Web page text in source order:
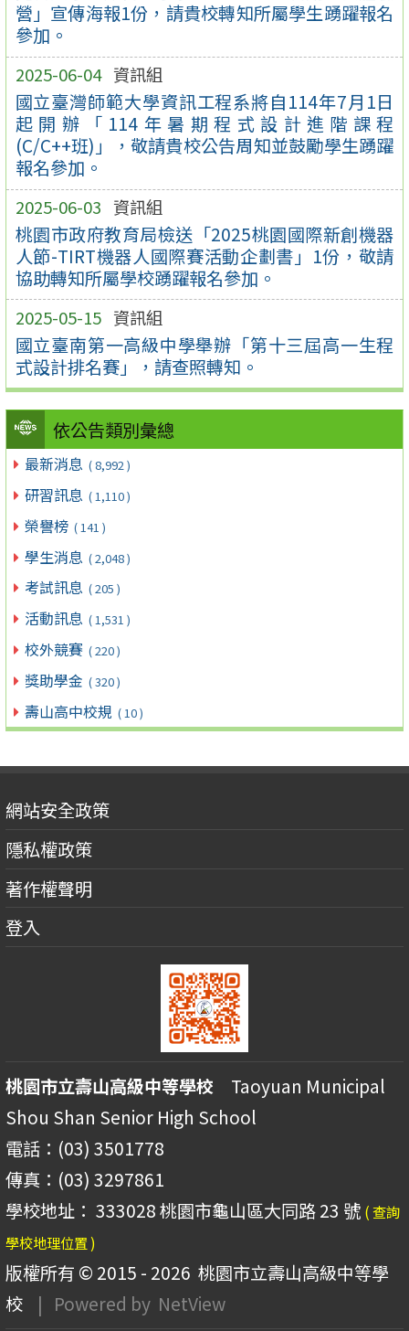
營」宣傳海報1份，請貴校轉知所屬學生踴躍報名
參加。
2025-06-04 資訊組
國立臺灣師範大學資訊工程系將自114年7月1日
起開辦「114年暑期程式設計進階課程
(C/C++班)」，敬請貴校公告周知並鼓勵學生踴躍
報名參加。
2025-06-03 資訊組
桃園市政府教育局檢送「2025桃園國際新創機器
人節-TIRT機器人國際賽活動企劃書」1份，敬請
協助轉知所屬學校踴躍報名參加。
2025-05-15 資訊組
國立臺南第一高級中學舉辦「第十三屆高一生程
式設計排名賽」，請查照轉知。
依公告類別彙總
最新消息 ( 8,992 )
研習訊息 ( 1,110 )
榮譽榜 ( 141 )
學生消息 ( 2,048 )
考試訊息 ( 205 )
活動訊息 ( 1,531 )
校外競賽 ( 220 )
獎助學金 ( 320 )
壽山高中校規 ( 10 )
網站安全政策
隱私權政策
著作權聲明
登入
桃園市立壽山高級中等學校 Taoyuan Municipal
Shou Shan Senior High School
電話：(03) 3501778
傳真：(03) 3297861
學校地址： 333028 桃園市龜山區大同路 23 號 ( 查詢
學校地理位置 )
版權所有 © 2015 - 2026 桃園市立壽山高級中等學
校
| Powered by NetView